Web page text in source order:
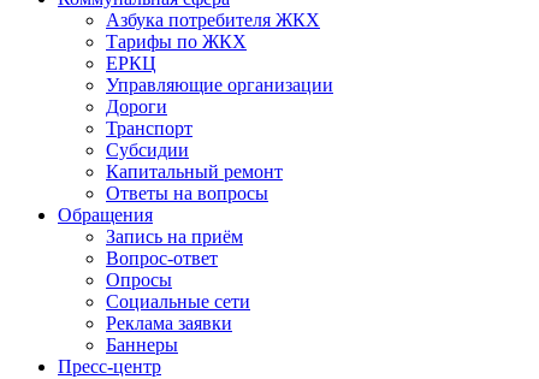
Азбука потребителя ЖКХ
Тарифы по ЖКХ
ЕРКЦ
Управляющие организации
Дороги
Транспорт
Субсидии
Капитальный ремонт
Ответы на вопросы
Обращения
Запись на приём
Вопрос-ответ
Опросы
Социальные сети
Реклама заявки
Баннеры
Пресс-центр